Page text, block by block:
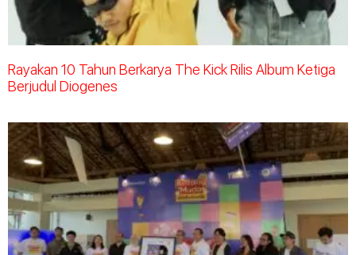
Rayakan 10 Tahun Berkarya The Kick Rilis Album Ketiga
Berjudul Diogenes